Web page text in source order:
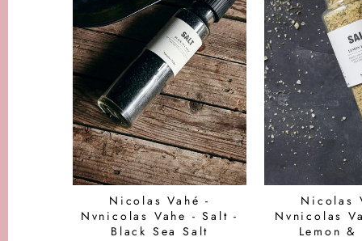
Nicolas Vahé -
Nvnicolas Vahe - Salt -
Black Sea Salt
Nicolas
Nvnicolas
Lemon &